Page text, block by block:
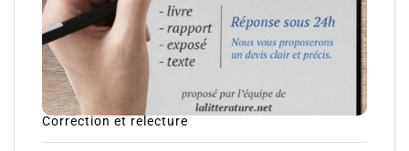
Correction et relecture